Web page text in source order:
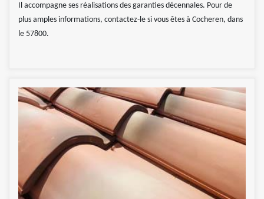
Il accompagne ses réalisations des garanties décennales. Pour de
plus amples informations, contactez-le si vous êtes à Cocheren, dans
le 57800.